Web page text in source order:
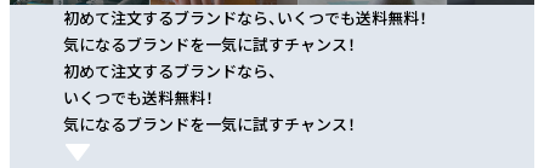
初めて注文するブランドなら、いくつでも送料無料！
気になるブランドを一気に試すチャンス！
初めて注文するブランドなら、
いくつでも送料無料！
気になるブランドを一気に試すチャンス！